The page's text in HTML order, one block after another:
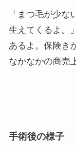
「まつ毛が少
生えてくるよ。
あるよ。保険き
なかなかの商売
手術後の様子